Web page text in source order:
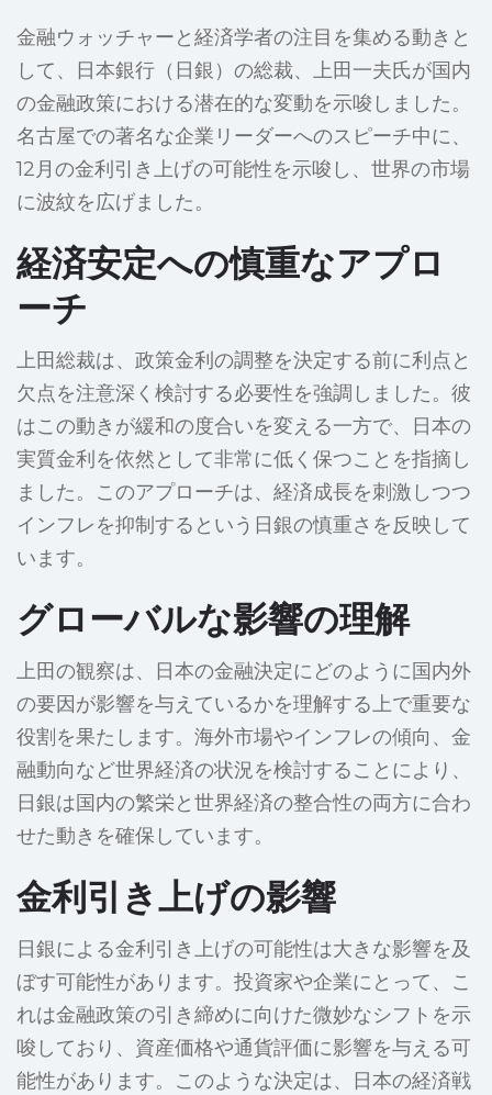
金融ウォッチャーと経済学者の注目を集める動きと
して、日本銀行（日銀）の総裁、上田一夫氏が国内
の金融政策における潜在的な変動を示唆しました。
名古屋での著名な企業リーダーへのスピーチ中に、
12月の金利引き上げの可能性を示唆し、世界の市場
に波紋を広げました。
経済安定への慎重なアプロ
ーチ
上田総裁は、政策金利の調整を決定する前に利点と
欠点を注意深く検討する必要性を強調しました。彼
はこの動きが緩和の度合いを変える一方で、日本の
実質金利を依然として非常に低く保つことを指摘し
ました。このアプローチは、経済成長を刺激しつつ
インフレを抑制するという日銀の慎重さを反映して
います。
グローバルな影響の理解
上田の観察は、日本の金融決定にどのように国内外
の要因が影響を与えているかを理解する上で重要な
役割を果たします。海外市場やインフレの傾向、金
融動向など世界経済の状況を検討することにより、
日銀は国内の繁栄と世界経済の整合性の両方に合わ
せた動きを確保しています。
金利引き上げの影響
日銀による金利引き上げの可能性は大きな影響を及
ぼす可能性があります。投資家や企業にとって、こ
れは金融政策の引き締めに向けた微妙なシフトを示
唆しており、資産価格や通貨評価に影響を与える可
能性があります。このような決定は、日本の経済戦